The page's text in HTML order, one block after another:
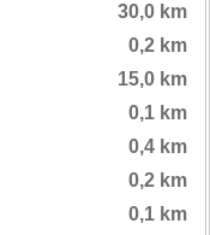
30,0 km
0,2 km
15,0 km
0,1 km
0,4 km
0,2 km
0,1 km